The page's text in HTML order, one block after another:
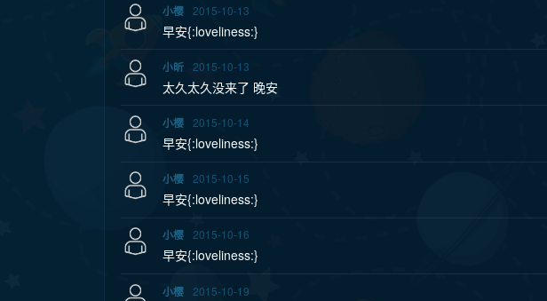
小樱 2015-10-13
早安{:loveliness:}
小昕 2015-10-13
太久太久没来了 晚安
小樱 2015-10-14
早安{:loveliness:}
小樱 2015-10-15
早安{:loveliness:}
小樱 2015-10-16
早安{:loveliness:}
小樱 2015-10-19